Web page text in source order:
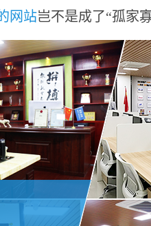
网站岂不是成了“孤家寡